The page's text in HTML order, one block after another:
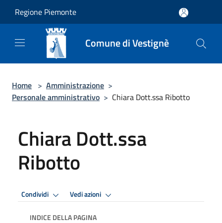
Regione Piemonte
Comune di Vestignè
Home > Amministrazione >
Personale amministrativo > Chiara Dott.ssa Ribotto
Chiara Dott.ssa
Ribotto
Condividi Vedi azioni
INDICE DELLA PAGINA